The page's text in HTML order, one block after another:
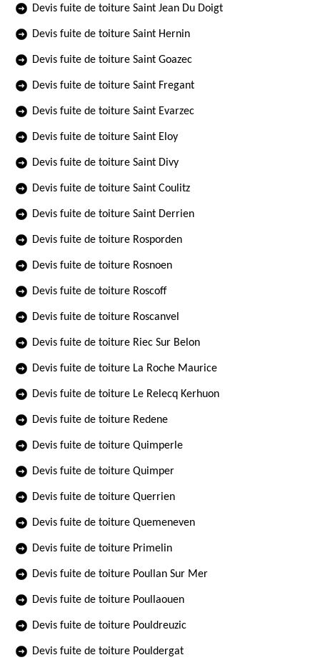
Devis fuite de toiture Saint Jean Du Doigt
Devis fuite de toiture Saint Hernin
Devis fuite de toiture Saint Goazec
Devis fuite de toiture Saint Fregant
Devis fuite de toiture Saint Evarzec
Devis fuite de toiture Saint Eloy
Devis fuite de toiture Saint Divy
Devis fuite de toiture Saint Coulitz
Devis fuite de toiture Saint Derrien
Devis fuite de toiture Rosporden
Devis fuite de toiture Rosnoen
Devis fuite de toiture Roscoff
Devis fuite de toiture Roscanvel
Devis fuite de toiture Riec Sur Belon
Devis fuite de toiture La Roche Maurice
Devis fuite de toiture Le Relecq Kerhuon
Devis fuite de toiture Redene
Devis fuite de toiture Quimperle
Devis fuite de toiture Quimper
Devis fuite de toiture Querrien
Devis fuite de toiture Quemeneven
Devis fuite de toiture Primelin
Devis fuite de toiture Poullan Sur Mer
Devis fuite de toiture Poullaouen
Devis fuite de toiture Pouldreuzic
Devis fuite de toiture Pouldergat